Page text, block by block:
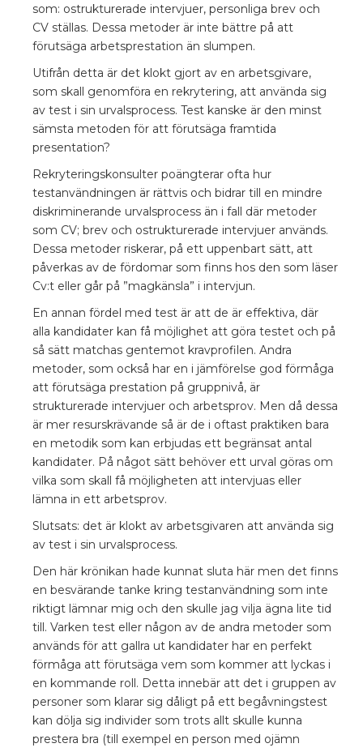
som: ostrukturerade intervjuer, personliga brev och
CV ställas. Dessa metoder är inte bättre på att
förutsäga arbetsprestation än slumpen.
Utifrån detta är det klokt gjort av en arbetsgivare,
som skall genomföra en rekrytering, att använda sig
av test i sin urvalsprocess. Test kanske är den minst
sämsta metoden för att förutsäga framtida
presentation?
Rekryteringskonsulter poängterar ofta hur
testanvändningen är rättvis och bidrar till en mindre
diskriminerande urvalsprocess än i fall där metoder
som CV; brev och ostrukturerade intervjuer används.
Dessa metoder riskerar, på ett uppenbart sätt, att
påverkas av de fördomar som finns hos den som läser
Cv:t eller går på ”magkänsla” i intervjun.
En annan fördel med test är att de är effektiva, där
alla kandidater kan få möjlighet att göra testet och på
så sätt matchas gentemot kravprofilen. Andra
metoder, som också har en i jämförelse god förmåga
att förutsäga prestation på gruppnivå, är
strukturerade intervjuer och arbetsprov. Men då dessa
är mer resurskrävande så är de i oftast praktiken bara
en metodik som kan erbjudas ett begränsat antal
kandidater. På något sätt behöver ett urval göras om
vilka som skall få möjligheten att intervjuas eller
lämna in ett arbetsprov.
Slutsats: det är klokt av arbetsgivaren att använda sig
av test i sin urvalsprocess.
Den här krönikan hade kunnat sluta här men det finns
en besvärande tanke kring testanvändning som inte
riktigt lämnar mig och den skulle jag vilja ägna lite tid
till. Varken test eller någon av de andra metoder som
används för att gallra ut kandidater har en perfekt
förmåga att förutsäga vem som kommer att lyckas i
en kommande roll. Detta innebär att det i gruppen av
personer som klarar sig dåligt på ett begåvningstest
kan dölja sig individer som trots allt skulle kunna
prestera bra (till exempel en person med ojämn